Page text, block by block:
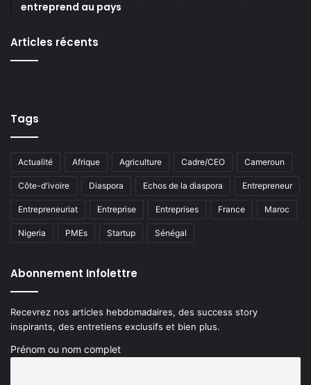
entreprend au pays
Articles récents
Tags
Actualité Afrique Agriculture Cadre/CEO Cameroun
Côte-d'ivoire Diaspora Echos de la diaspora Entrepreneur
Entrepreneuriat Entreprise Entreprises France Maroc
Nigeria PMEs Startup Sénégal
Abonnement Infolettre
Recevrez nos articles hebdomadaires, des success story
inspirants, des entretiens exclusifs et bien plus.
Prénom ou nom complet